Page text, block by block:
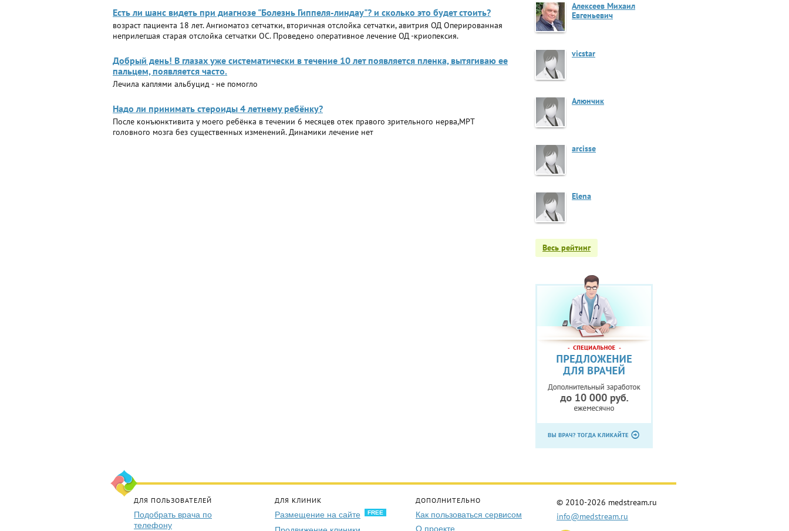
Есть ли шанс видеть при диагнозе "Болезнь Гиппеля-линдау"? и сколько это будет стоить?
возраст пациента 18 лет. Ангиоматоз сетчатки, вторичная отслойка сетчатки, авитрия ОД Оперированная
неприлегшая старая отслойка сетчатки ОС. Проведено оперативное лечение ОД -криопексия.
Добрый день! В глазах уже систематически в течение 10 лет появляется пленка, вытягиваю ее
пальцем, появляется часто.
Лечила каплями альбуцид - не помогло
Надо ли принимать стероиды 4 летнему ребёнку?
После конъюнктивита у моего ребёнка в течении 6 месяцев отек правого зрительного нерва,МРТ
головного мозга без существенных изменений. Динамики лечение нет
Алексеев Михаил
Евгеньевич
vicstar
Алюнчик
arcisse
Elena
Весь рейтинг
ДЛЯ ПОЛЬЗОВАТЕЛЕЙ
Подобрать врача по
телефону
ДЛЯ КЛИНИК
Размещение на сайте FREE
ДОПОЛНИТЕЛЬНО
Как пользоваться сервисом
О проекте
© 2010-2026 medstream.ru
info@medstream.ru